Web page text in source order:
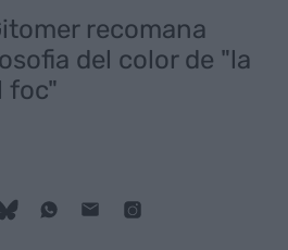
recomana
del color de "la
foc"